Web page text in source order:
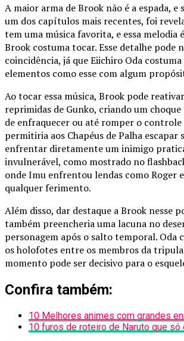
A maior arma de Brook não é a espada, e
um dos capítulos mais recentes, foi
tem uma música favorita, e essa melodia
Brook costuma tocar. Esse detalhe pode
coincidência, já que Eiichiro Oda
elementos como esse com algum
Ao tocar essa música, Brook pode
reprimidas de Gunko, criando um
de enfraquecer ou até romper o controle
permitiria aos Chapéus de Palha escapar
enfrentar diretamente um inimigo
invulnerável, como mostrado no
onde Imu enfrentou lendas como Roger
qualquer ferimento.
Além disso, dar destaque a Brook nesse
também preencheria uma lacuna no
personagem após o salto temporal. Oda
os holofotes entre os membros da
momento pode ser decisivo para o
Confira também:
10 Melhores animes com grandes
10 furos de roteiro de Naruto que só